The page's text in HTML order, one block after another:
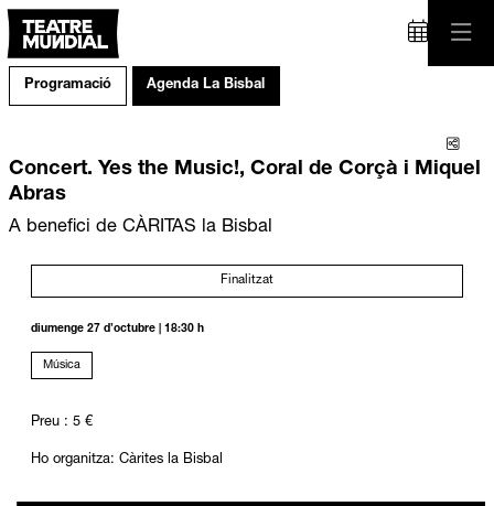
Programació Agenda La Bisbal
Concert. Yes the Music!, Coral de Corçà i Miquel
Abras
A benefici de CÀRITAS la Bisbal
Finalitzat
diumenge 27 d’octubre 18:30 h
Música
Preu : 5 €
Ho organitza: Càrites la Bisbal